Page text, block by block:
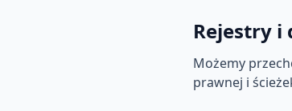
Rejestry i
Możemy
prawnej i